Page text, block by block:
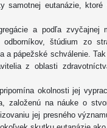
samotnej eutanázie,
a podľa zvyčajnej
štúdium zo
a pápežské schválenie.
z oblasti
okolnosti jej
založenú na náuke o
jej presného